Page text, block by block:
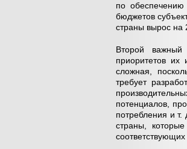
по обеспечению
бюджетов
страны вырос на
Второй важный
приоритетов их
сложная,
требует
потенциалов,
потребления и т.
страны,
соответствующих